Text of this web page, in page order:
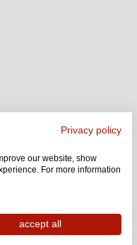
Privacy policy
our website, show
For more information
accept all